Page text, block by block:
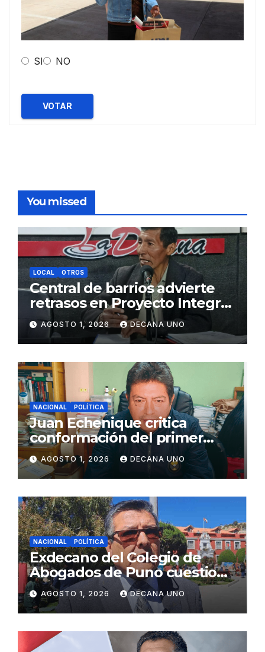
SI NO
VOTAR
You missed
LOCAL OTROS
Central de barrios advierte
retrasos en Proyecto Integral
de Agua y Alcantarillado para
Juliaca
AGOSTO 1, 2026 DECANA UNO
NACIONAL POLÍTICA
Juan Echenique critica
conformación del primer
gabinete ministerial de Keiko
Fujimori
AGOSTO 1, 2026 DECANA UNO
NACIONAL POLÍTICA
Exdecano del Colegio de
Abogados de Puno cuestiona
propuestas sobre seguridad
ciudadana
AGOSTO 1, 2026 DECANA UNO